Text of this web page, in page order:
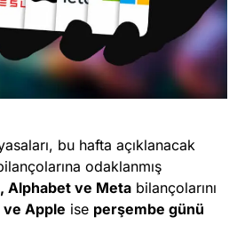
bu hafta açıklanacak
odaklanmış
Alphabet ve Meta bilançolarını
Apple ise perşembe günü